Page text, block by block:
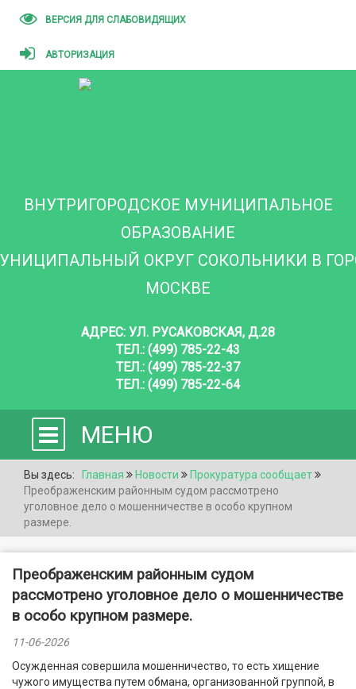
ВЕРСИЯ ДЛЯ СЛАБОВИДЯЩИХ
АВТОРИЗАЦИЯ
ВНУТРИГОРОДСКОЕ МУНИЦИПАЛЬНОЕ
ОБРАЗОВАНИЕ
ОКРУГ СОКОЛЬНИКИ В
МОСКВЕ
АДРЕС: УЛ. РУСАКОВСКАЯ, Д.28
ТЕЛ.: (499) 785-22-43
ТЕЛ.: (499) 785-22-37
ТЕЛ.: (499) 785-22-64
МЕНЮ
Вы здесь: Главная Новости
Прокуратура сообщает
Преображенским районным судом рассмотрено
уголовное дело о мошенничестве в особо крупном
размере.
Преображенским районным судом
рассмотрено уголовное дело о мошенничестве
в особо крупном размере.
11-06-2026
Осужденная совершила мошенничество, то есть хищение
чужого имущества путем обмана, организованной группой, в